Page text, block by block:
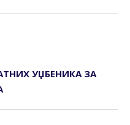
УЏБЕНИКА ЗА